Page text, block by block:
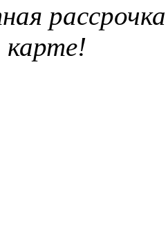
рассрочка
карте!